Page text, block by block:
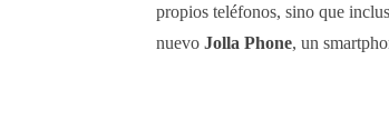
propios teléfonos, sino que
nuevo Jolla Phone, un